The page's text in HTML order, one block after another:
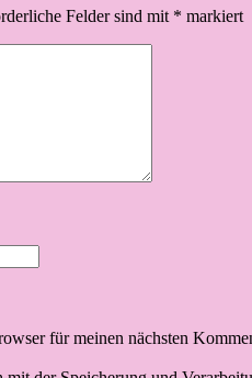
Felder sind mit * markiert
für meinen nächsten